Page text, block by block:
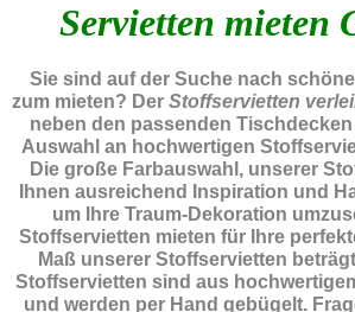
Servietten mieten
Sie sind auf der Suche nach
zum mieten? Der Stoffservietten
neben den passenden
Auswahl an hochwertigen
Die große Farbauswahl, unserer
Ihnen ausreichend Inspiration und
um Ihre Traum-Dekoration
Stoffservietten mieten für Ihre
Maß unserer Stoffservietten
Stoffservietten sind aus
und werden per Hand gebügelt.